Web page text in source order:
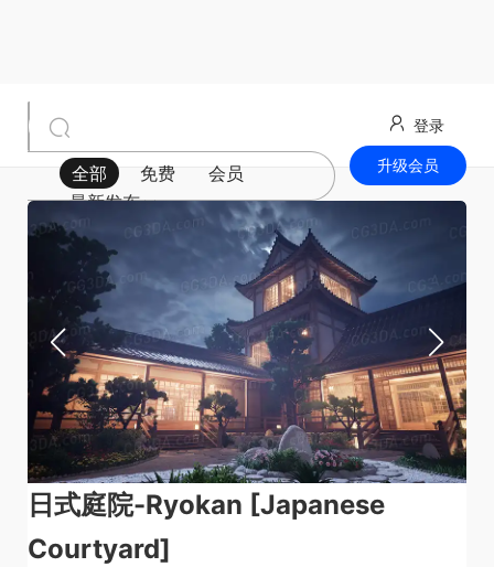
全部 免费
会员
最新发布
登录
升级会员
日式庭院-Ryokan [Japanese
Courtyard]